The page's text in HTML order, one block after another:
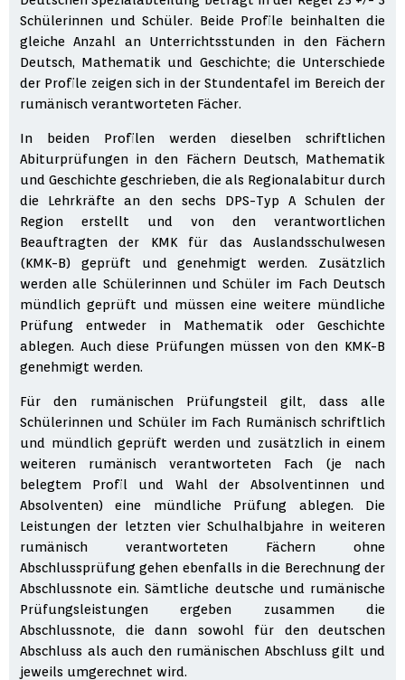
Schülerinnen und Schüler. Beide Profile beinhalten die
gleiche Anzahl an Unterrichtsstunden in den Fächern
Deutsch, Mathematik und Geschichte; die Unterschiede
der Profile zeigen sich in der Stundentafel im Bereich der
rumänisch verantworteten Fächer.
In beiden Profilen werden dieselben schriftlichen
Abiturprüfungen in den Fächern Deutsch, Mathematik
und Geschichte geschrieben, die als Regionalabitur durch
die Lehrkräfte an den sechs DPS-Typ A Schulen der
Region erstellt und von den verantwortlichen
Beauftragten der KMK für das Auslandsschulwesen
(KMK-B) geprüft und genehmigt werden. Zusätzlich
werden alle Schülerinnen und Schüler im Fach Deutsch
mündlich geprüft und müssen eine weitere mündliche
Prüfung entweder in Mathematik oder Geschichte
ablegen. Auch diese Prüfungen müssen von den KMK-B
genehmigt werden.
Für den rumänischen Prüfungsteil gilt, dass alle
Schülerinnen und Schüler im Fach Rumänisch schriftlich
und mündlich geprüft werden und zusätzlich in einem
weiteren rumänisch verantworteten Fach (je nach
belegtem Profil und Wahl der Absolventinnen und
Absolventen) eine mündliche Prüfung ablegen. Die
Leistungen der letzten vier Schulhalbjahre in weiteren
rumänisch verantworteten Fächern ohne
Abschlussprüfung gehen ebenfalls in die Berechnung der
Abschlussnote ein. Sämtliche deutsche und rumänische
Prüfungsleistungen ergeben zusammen die
Abschlussnote, die dann sowohl für den deutschen
Abschluss als auch den rumänischen Abschluss gilt und
jeweils umgerechnet wird.